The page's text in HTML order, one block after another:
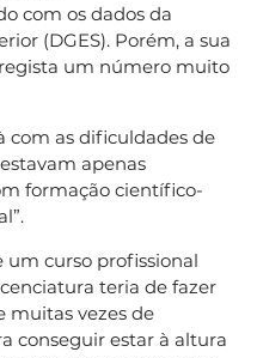
com os dados da
(DGES). Porém, a sua
um número muito
com as dificuldades de
apenas
formação científico-
curso profissional
teria de fazer
muitas vezes de
conseguir estar à altura